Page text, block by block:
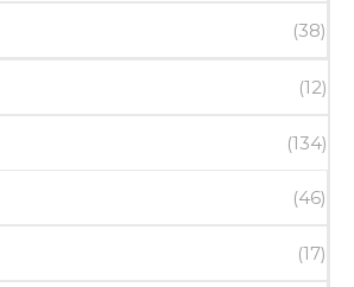
(38)
(12)
(134)
(46)
(17)